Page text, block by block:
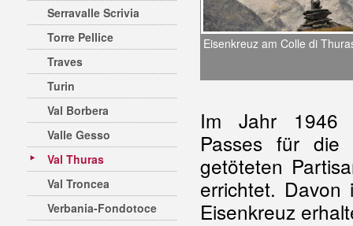
Serravalle Scrivia
Torre Pellice
Traves
Turin
Val Borbera
Valle Gesso
Val Thuras
Val Troncea
Verbania-Fondotoce
Eisenkreuz am Colle di
Im Jahr 1946
Passes für
getöteten
errichtet.
Eisenkreuz